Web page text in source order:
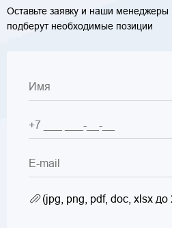
Оставьте заявку и наши менеджеры
подберут необходимые позиции
(jpg, png, pdf, doc, xlsx до